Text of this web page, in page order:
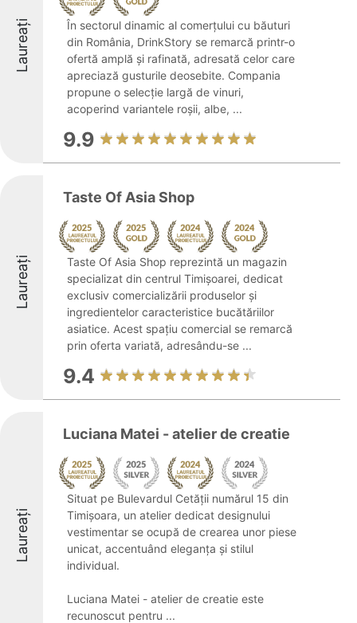
Laureați
În sectorul dinamic al comerțului cu băuturi
din România, DrinkStory se remarcă printr-o
ofertă amplă și rafinată, adresată celor care
apreciază gusturile deosebite. Compania
propune o selecție largă de vinuri,
acoperind variantele roșii, albe, ...
9.9
Laureați
Taste Of Asia Shop
Taste Of Asia Shop reprezintă un magazin
specializat din centrul Timișoarei, dedicat
exclusiv comercializării produselor și
ingredientelor caracteristice bucătăriilor
asiatice. Acest spațiu comercial se remarcă
prin oferta variată, adresându-se ...
9.4
Laureați
Luciana Matei - atelier de creatie
Situat pe Bulevardul Cetății numărul 15 din
Timișoara, un atelier dedicat designului
vestimentar se ocupă de crearea unor piese
unicat, accentuând eleganța și stilul
individual.
Luciana Matei - atelier de creatie este
recunoscut pentru ...